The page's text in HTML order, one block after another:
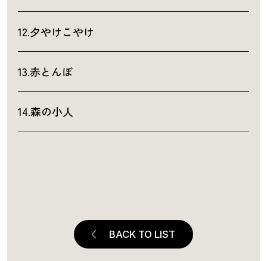
12.夕やけこやけ
13.赤とんぼ
14.森の小人
BACK TO LIST